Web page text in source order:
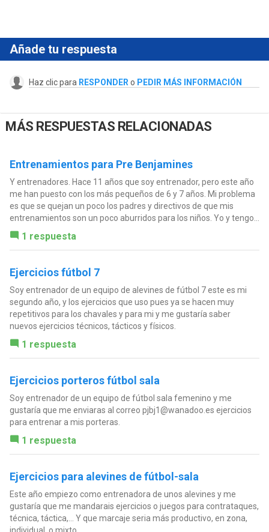
Añade tu respuesta
Haz clic para RESPONDER o PEDIR MÁS INFORMACIÓN
MÁS RESPUESTAS RELACIONADAS
Entrenamientos para Pre Benjamines
Y entrenadores. Hace 11 años que soy entrenador, pero este año
me han puesto con los más pequeños de 6 y 7 años. Mi problema
es que se quejan un poco los padres y directivos de que mis
entrenamientos son un poco aburridos para los niños. Yo y tengo...
1 respuesta
Ejercicios fútbol 7
Soy entrenador de un equipo de alevines de fútbol 7 este es mi
segundo año, y los ejercicios que uso pues ya se hacen muy
repetitivos para los chavales y para mi y me gustaría saber
nuevos ejercicios técnicos, tácticos y físicos.
1 respuesta
Ejercicios porteros fútbol sala
Soy entrenador de un equipo de fútbol sala femenino y me
gustaría que me enviaras al correo pjbj1@wanadoo.es ejercicios
para entrenar a mis porteras.
1 respuesta
Ejercicios para alevines de fútbol-sala
Este año empiezo como entrenadora de unos alevines y me
gustaría que me mandarais ejercicios o juegos para contrataques,
técnica, táctica,... Y que marcaje seria más productivo, en zona,